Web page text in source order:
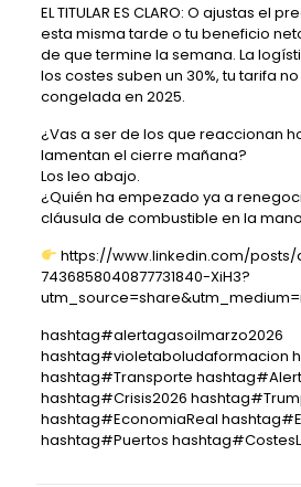
EL TITULAR ES CLARO: O ajustas el
esta misma tarde o tu beneficio
de que termine la semana. La
los costes suben un 30%, tu tarifa
congelada en 2025.
¿Vas a ser de los que reaccionan
lamentan el cierre mañana?
Los leo abajo.
¿Quién ha empezado ya a
cláusula de combustible en la
https://www.linkedin.com/posts/
7436858040877731840-XiH3?
hashtag#alertagasoilmarzo2026
hashtag#violetaboludaformacion
hashtag#Transporte hashtag#
hashtag#Crisis2026 hashtag#
hashtag#EconomiaReal hashtag#
hashtag#Puertos hashtag#